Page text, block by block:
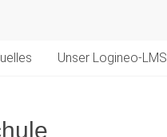
Unser Logineo-LMS